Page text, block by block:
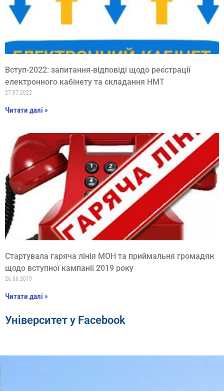
Вступ-2022: запитання-відповіді щодо реєстрації
електронного кабінету та складання НМТ
27.07.2022
Читати далі »
Стартувала гаряча лінія МОН та приймальня громадян
щодо вступної кампанії 2019 року
26.06.2019
Читати далі »
Університет у Facebook